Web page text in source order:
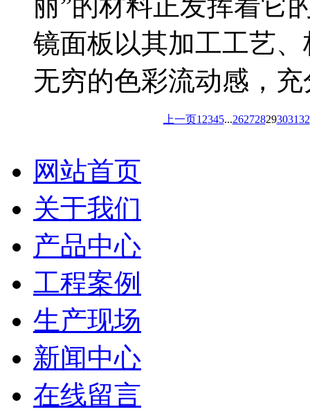
镜面板以其加工工艺
无穷的色彩流动感，
上一页1 2345...26272829303132
网站首页
关于我们
产品中心
工程案例
生产现场
新闻中心
在线留言